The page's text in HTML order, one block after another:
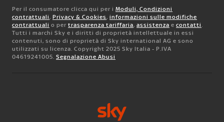
Per il consumatore clicca qui per i Moduli, Condizioni
contrattuali, Privacy & Cookies, informazioni sulle modifiche
contrattuali o per trasparenza tariffaria, assistenza e contatti.
Tutti i marchi Sky e i diritti di proprietà intellettuale in essi
contenuti, sono di proprietà di Sky international AG e sono
utilizzati su licenza. Copyright 2025 Sky Italia - P.IVA
04619241005. Segnalazione Abusi